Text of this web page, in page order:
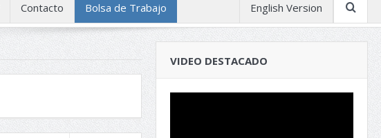
Contacto Bolsa de Trabajo English Version
VIDEO DESTACADO